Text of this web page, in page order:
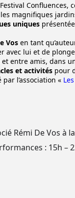
magnifiques
uniques
Vos en tant
avec lui et de
entre amis, dans
et activités pour
l’association «
Rémi De Vos
: 15h –